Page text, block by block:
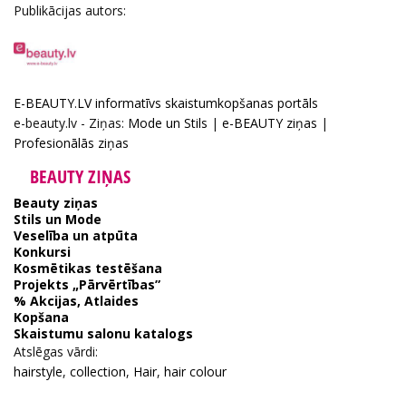
Publikācijas autors:
E-BEAUTY.LV informatīvs skaistumkopšanas portāls
e-beauty.lv - Ziņas: Mode un Stils | e-BEAUTY ziņas |
Profesionālās ziņas
BEAUTY ZIŅAS
Beauty ziņas
Stils un Mode
Veselība un atpūta
Konkursi
Kosmētikas testēšana
Projekts „Pārvērtības”
% Akcijas, Atlaides
Kopšana
Skaistumu salonu katalogs
Atslēgas vārdi:
hairstyle, collection, Hair, hair colour